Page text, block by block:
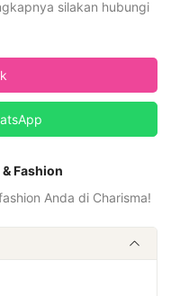
silakan hubungi
Fashion
Anda di Charisma!